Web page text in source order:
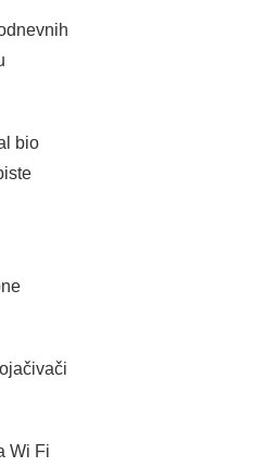
bio
Wi Fi